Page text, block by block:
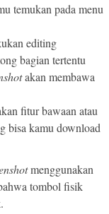
temukan pada menu
editing
bagian tertentu
akan membawa
fitur bawaan atau
bisa kamu download
menggunakan
tombol fisik